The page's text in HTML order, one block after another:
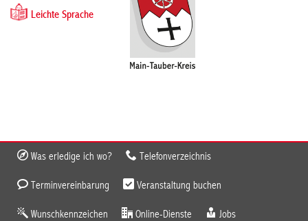
Leichte Sprache
Was erledige ich wo? Telefonverzeichnis
Terminvereinbarung Veranstaltung buchen
Wunschkennzeichen Online-Dienste Jobs